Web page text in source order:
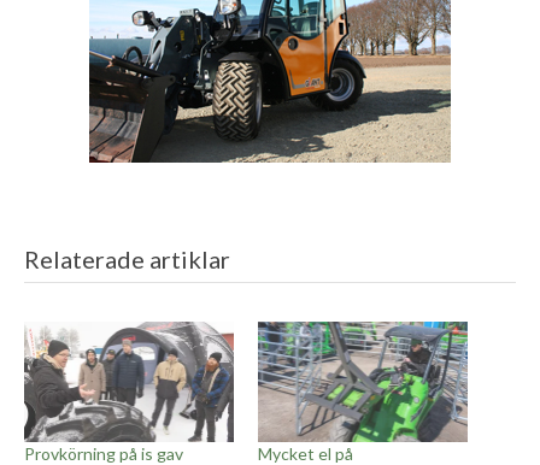
Relaterade artiklar
Provkörning på is gav
Mycket el på